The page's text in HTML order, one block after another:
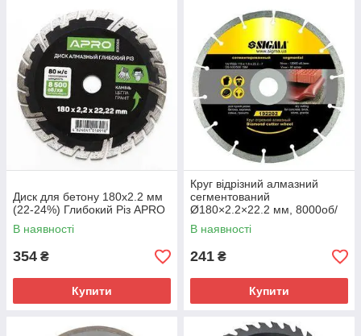
Диск для бетону 180х2.2 мм
(22-24%) Глибокий Різ APRO
В наявності
354 ₴
Купити
Круг відрізний алмазний
сегментований
Ø180×2.2×22.2 мм, 8000об/
хв SIGMA (1922051)
В наявності
241 ₴
Купити